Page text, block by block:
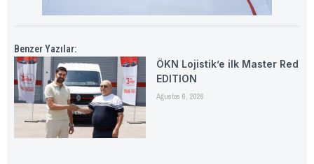
Benzer Yazılar:
ÖKN Lojistik’e ilk Master Red
EDITION
Ağustos 6, 2026